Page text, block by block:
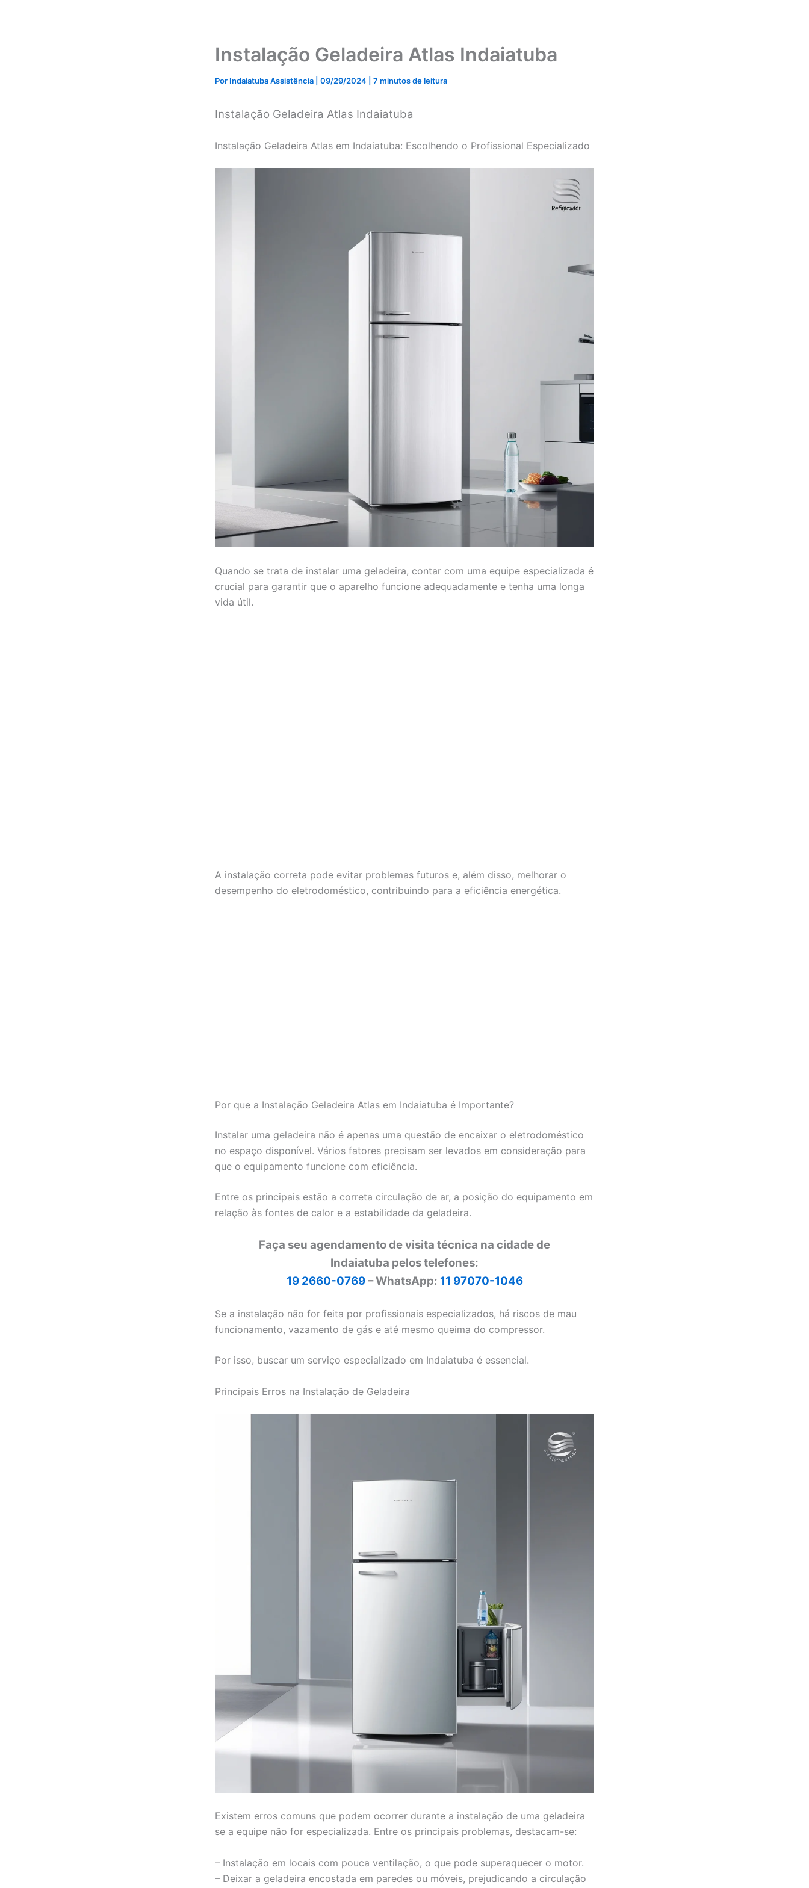
Instalação Geladeira Atlas Indaiatuba
Por Indaiatuba Assistência 09/29/2024 7 minutos de leitura
Instalação Geladeira Atlas Indaiatuba
Instalação Geladeira Atlas em Indaiatuba: Escolhendo o Profissional Especializado
Quando se trata de instalar uma geladeira, contar com uma equipe especializada é
crucial para garantir que o aparelho funcione adequadamente e tenha uma longa
vida útil.
A instalação correta pode evitar problemas futuros e, além disso, melhorar o
desempenho do eletrodoméstico, contribuindo para a eficiência energética.
Por que a Instalação Geladeira Atlas em Indaiatuba é Importante?
Instalar uma geladeira não é apenas uma questão de encaixar o eletrodoméstico
no espaço disponível. Vários fatores precisam ser levados em consideração para
que o equipamento funcione com eficiência.
Entre os principais estão a correta circulação de ar, a posição do equipamento em
relação às fontes de calor e a estabilidade da geladeira.
Faça seu agendamento de visita técnica na cidade de
Indaiatuba pelos telefones:
19 2660-0769– WhatsApp: 11 97070-1046
Se a instalação não for feita por profissionais especializados, há riscos de mau
funcionamento, vazamento de gás e até mesmo queima do compressor.
Por isso, buscar um serviço especializado em Indaiatuba é essencial.
Principais Erros na Instalação de Geladeira
Existem erros comuns que podem ocorrer durante a instalação de uma geladeira
se a equipe não for especializada. Entre os principais problemas, destacam-se:
– Instalação em locais com pouca ventilação, o que pode superaquecer o motor.
– Deixar a geladeira encostada em paredes ou móveis, prejudicando a circulação